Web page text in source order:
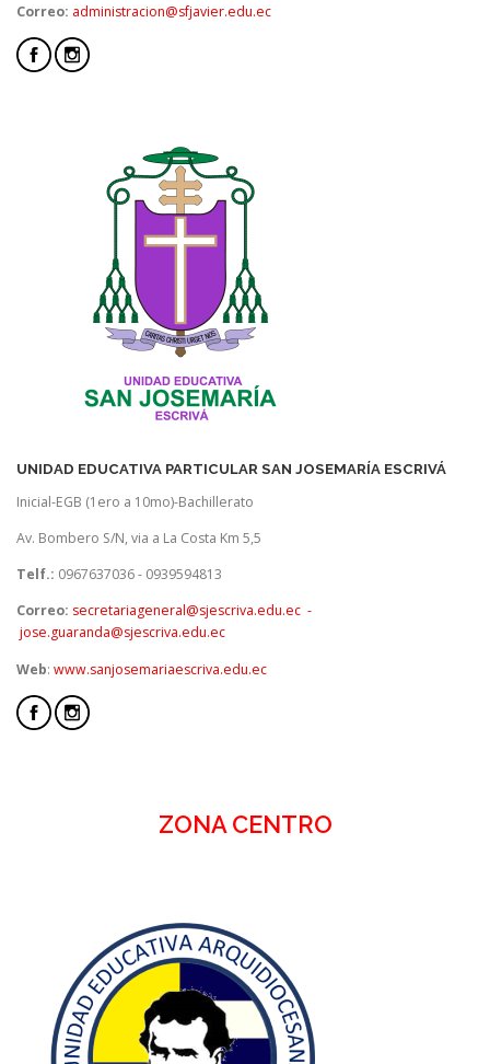
Correo: administracion@sfjavier.edu.ec
UNIDAD EDUCATIVA PARTICULAR SAN JOSEMARÍA ESCRIVÁ
Inicial-EGB (1ero a 10mo)-Bachillerato
Av. Bombero S/N, via a La Costa Km 5,5
Telf.: 0967637036 - 0939594813
Correo: secretariageneral@sjescriva.edu.ec -
jose.guaranda@sjescriva.edu.ec
Web: www.sanjosemariaescriva.edu.ec
ZONA CENTRO